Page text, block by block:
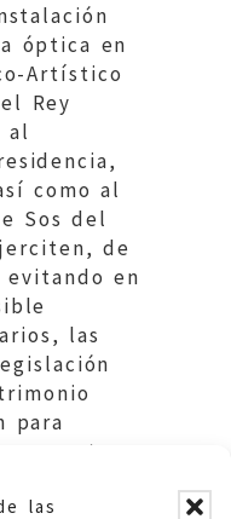
las
óptica en
Artístico
Rey
al
como al
Sos del
de
evitando en
las
para